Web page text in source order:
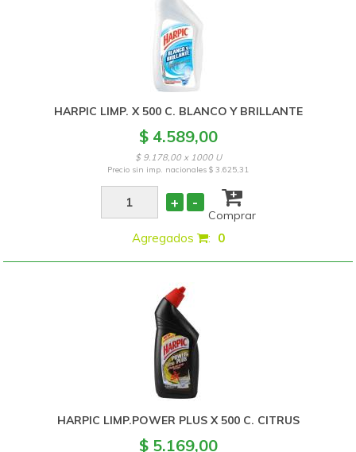
HARPIC LIMP. X 500 C. BLANCO Y BRILLANTE
$ 4.589,00
$ 9.178,00 x 1000 U
Precio sin imp. nacionales$ 3.625,31
+ -
Comprar
Agregados : 0
HARPIC LIMP.POWER PLUS X 500 C. CITRUS
$ 5.169,00